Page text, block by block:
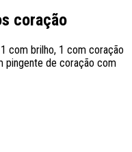
coração
com brilho, 1 com coração
pingente de coração com